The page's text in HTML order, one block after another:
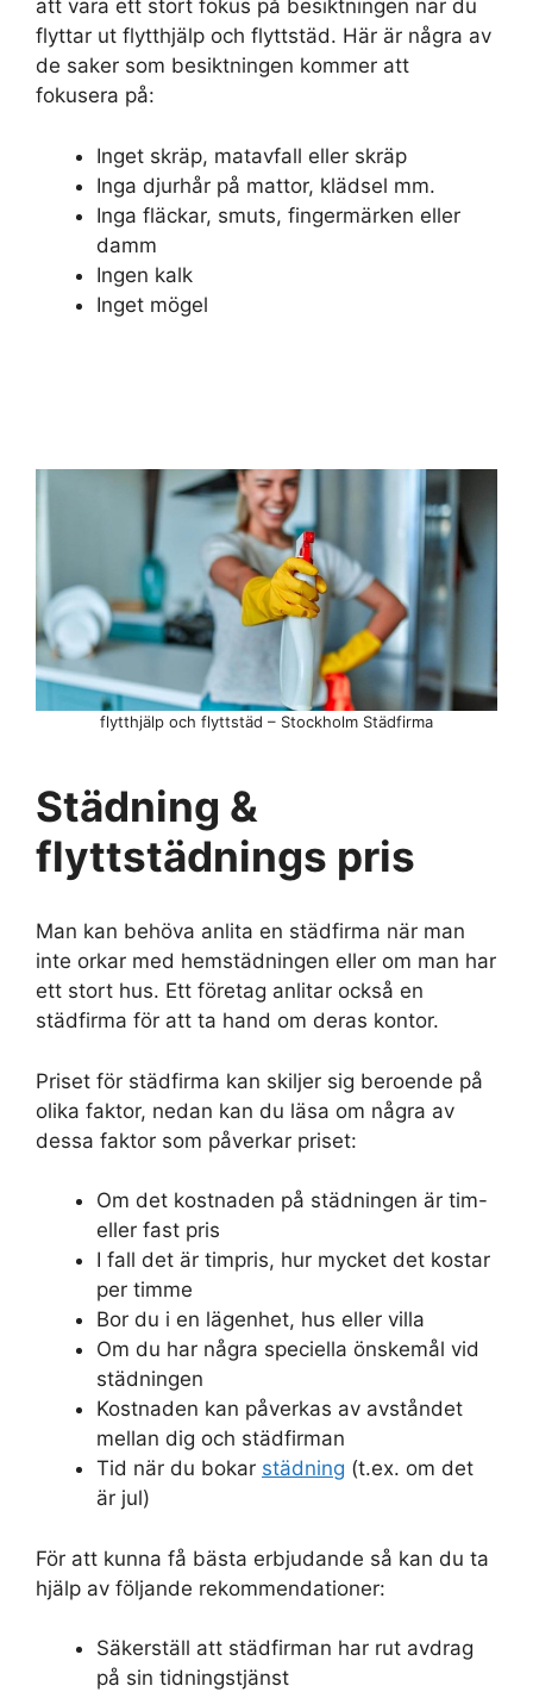
att vara ett stort fokus på besiktningen när du
flyttar ut flytthjälp och flyttstäd. Här är några av
de saker som besiktningen kommer att
fokusera på:
Inget skräp, matavfall eller skräp
Inga djurhår på mattor, klädsel mm.
Inga fläckar, smuts, fingermärken eller
damm
Ingen kalk
Inget mögel
flytthjälp och flyttstäd – Stockholm Städfirma
Städning &
flyttstädnings pris
Man kan behöva anlita en städfirma när man
inte orkar med hemstädningen eller om man har
ett stort hus. Ett företag anlitar också en
städfirma för att ta hand om deras kontor.
Priset för städfirma kan skiljer sig beroende på
olika faktor, nedan kan du läsa om några av
dessa faktor som påverkar priset:
Om det kostnaden på städningen är tim-
eller fast pris
I fall det är timpris, hur mycket det kostar
per timme
Bor du i en lägenhet, hus eller villa
Om du har några speciella önskemål vid
städningen
Kostnaden kan påverkas av avståndet
mellan dig och städfirman
Tid när du bokar städning (t.ex. om det
är jul)
För att kunna få bästa erbjudande så kan du ta
hjälp av följande rekommendationer:
Säkerställ att städfirman har rut avdrag
på sin tidningstjänst